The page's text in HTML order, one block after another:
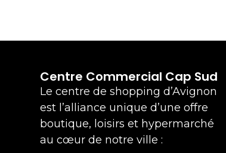
Centre Commercial Cap Sud
Le centre de shopping d’Avignon
est l’alliance unique d’une offre
boutique, loisirs et hypermarché
au cœur de notre ville :